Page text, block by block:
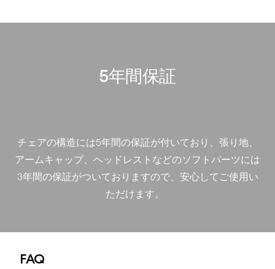
5年間保証
チェアの構造には5年間の保証が付いており、張り地、
アームキャップ、ヘッドレストなどのソフトパーツには
3年間の保証がついておりますので、安心してご使用い
ただけます。
FAQ